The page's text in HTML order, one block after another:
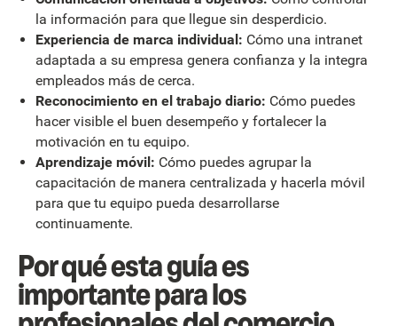
la información para que llegue sin desperdicio.
Experiencia de marca individual: Cómo una intranet
adaptada a su empresa genera confianza y la integra
empleados más de cerca.
Reconocimiento en el trabajo diario: Cómo puedes
hacer visible el buen desempeño y fortalecer la
motivación en tu equipo.
Aprendizaje móvil: Cómo puedes agrupar la
capacitación de manera centralizada y hacerla móvil
para que tu equipo pueda desarrollarse
continuamente.
Por qué esta guía es
importante para los